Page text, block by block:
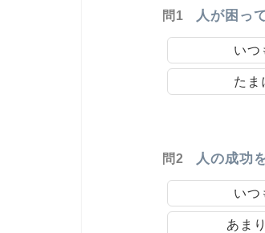
問1 人が困っ
いつ
たま
問2 人の成功
いつ
あま